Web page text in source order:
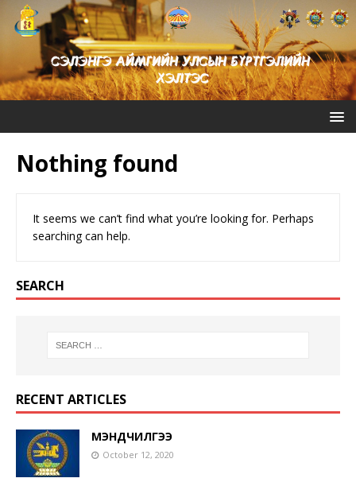
Nothing found
It seems we can’t find what you’re looking for. Perhaps
searching can help.
SEARCH
RECENT ARTICLES
МЭНДЧИЛГЭЭ
October 12, 2020